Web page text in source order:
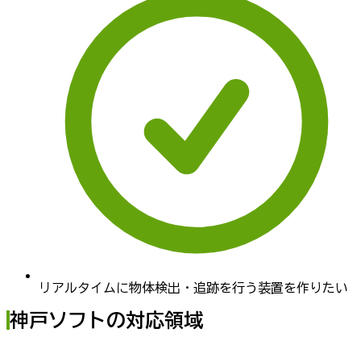
リアルタイムに物体検出・追跡を行う装置を作りたい
神戸ソフトの対応領域